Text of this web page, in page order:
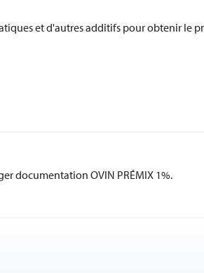
et d'autres additifs pour obtenir le
documentation OVIN PRÉMIX 1%.